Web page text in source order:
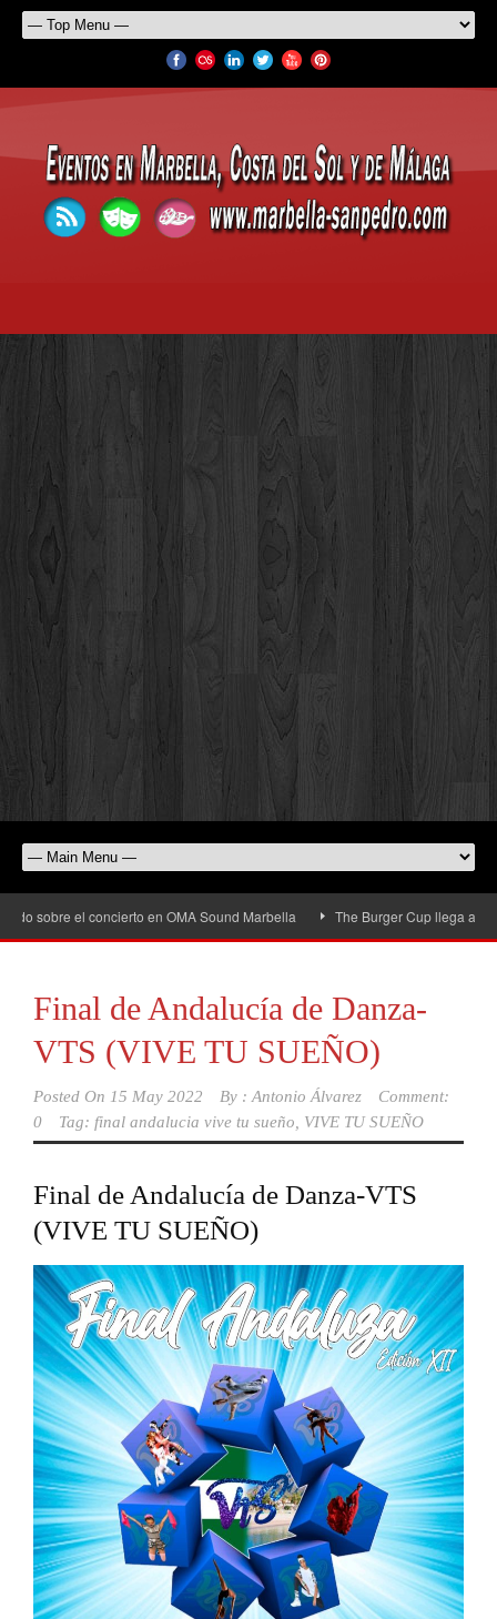
el concierto en OMA Sound Marbella The Burger Cup llega a San
Final de Andalucía de Danza-
VTS (VIVE TU SUEÑO)
Posted On 15 May 2022 By : Antonio Álvarez
Comment:
0
Tag: final andalucia vive tu sueño VIVE TU SUEÑO
Final de Andalucía de Danza-VTS
(VIVE TU SUEÑO)